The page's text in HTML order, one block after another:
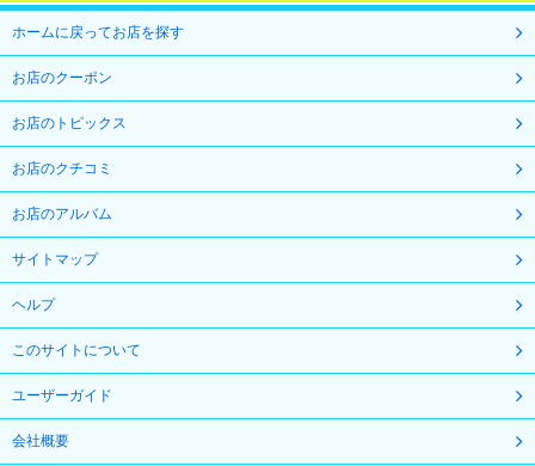
ホームに戻ってお店を探す
お店のクーポン
お店のトピックス
お店のクチコミ
お店のアルバム
サイトマップ
ヘルプ
このサイトについて
ユーザーガイド
会社概要